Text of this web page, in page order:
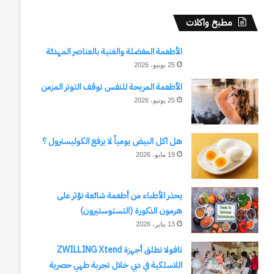
مطبخ واكلات
الأطعمة المفضلة والغنية بالعناصر المهدئة
25 يونيو، 2026
الأطعمة المريحة للنفس توقف التوتر المزمن
25 يونيو، 2026
هل اكل البيض يومياً لا يرفع الكوليسترول ؟
19 مايو، 2026
يحذر الأطباء من أطعمة شائعة تؤثر على
هرمون الذكورة (التستوستيرون)
13 يناير، 2026
تافولا تطلق أجهزة ZWILLING Xtend
اللاسلكية في دبي خلال تجربة طهي حصرية